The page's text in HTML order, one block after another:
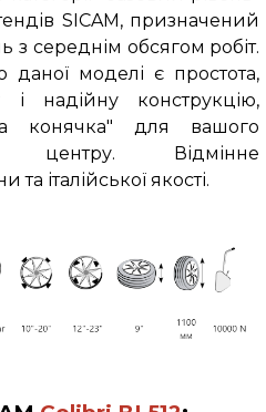
SICAM, призначений
з середнім обсягом робіт.
моделі є простота,
надійну конструкцію,
конячка" для вашого
центру. Відмінне
італійської якості.